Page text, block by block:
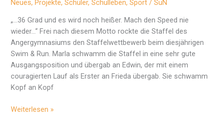
Neues,Projekte,Schüler,Schulleben,Sport /SuN
„…36 Grad und es wird noch heißer. Mach den Speed nie
wieder…“ Frei nach diesem Motto rockte die Staffel des
Angergymnasiums den Staffelwettbewerb beim diesjährigen
Swim & Run. Marla schwamm die Staffel in eine sehr gute
Ausgangsposition und übergab an Edwin, der mit einem
couragierten Lauf als Erster an Frieda übergab. Sie schwamm
Kopf an Kopf
Swim
Weiterlesen »